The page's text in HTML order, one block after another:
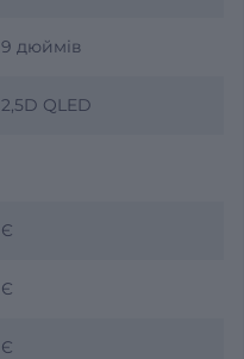
9 дюймів
2,5D QLED
Є
Є
Є